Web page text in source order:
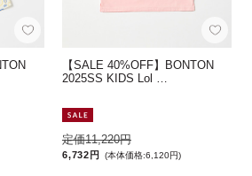
【SALE 40%OFF】BONTON
2025SS KIDS Lol …
定価11,220円
6,732円 (本体価格:6,120円)